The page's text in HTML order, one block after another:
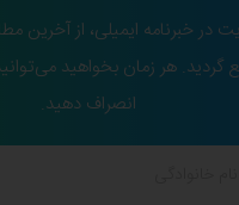
در خبرنامه ایمیلی، از آخرین
هر زمان بخواهید
انصراف دهید.